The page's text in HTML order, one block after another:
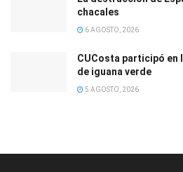
chacales
6 AGOSTO, 2026
CUCosta participó en
de iguana verde
5 AGOSTO, 2026